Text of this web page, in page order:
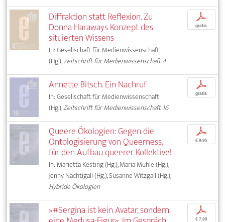
Diffraktion statt Reflexion. Zu
Donna Haraways Konzept des
situierten Wissens
In: Gesellschaft für Medienwissenschaft
(Hg.),Zeitschrift für Medienwissenschaft 4
p
gratis
Annette Bitsch. Ein Nachruf
In: Gesellschaft für Medienwissenschaft
(Hg.),Zeitschrift für Medienwissenschaft 16
p
gratis
Queere Ökologien: Gegen die
Ontologisierung von Queerness,
für den Aufbau queerer Kollektive!
In: Marietta Kesting (Hg.), Maria Muhle (Hg.),
Jenny Nachtigall (Hg.), Susanne Witzgall (Hg.),
Hybride Ökologien
p
€ 9,95
»#Sergina ist kein Avatar, sondern p
€ 7,95